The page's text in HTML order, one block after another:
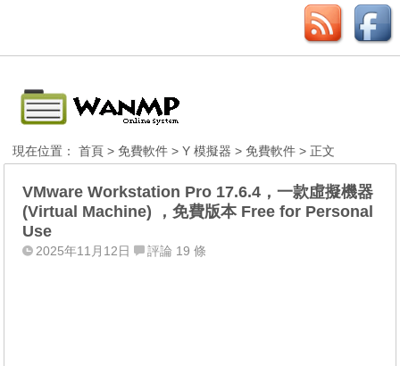
現在位置：首頁 >免費軟件 >Y 模擬器 >免費軟件 > 正文
VMware Workstation Pro 17.6.4，一款虛擬機器
(Virtual Machine) ，免費版本 Free for Personal
Use
2025年11月12日 評論 19 條